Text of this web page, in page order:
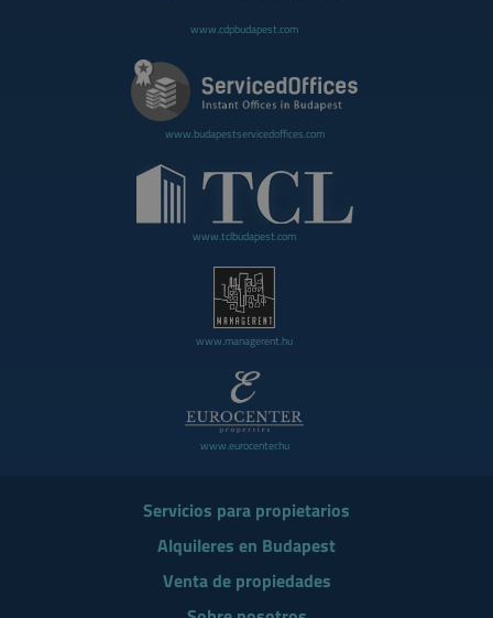
www.cdpbudapest.com
www.budapestservicedoffices.com
www.tclbudapest.com
www.managerent.hu
www.eurocenter.hu
Servicios para propietarios
Alquileres en Budapest
Venta de propiedades